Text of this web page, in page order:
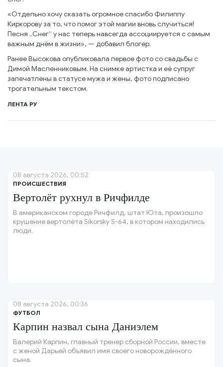
«Отдельно хочу сказать огромное спасибо Филиппу
Киркорову за то, что помог этой магии вновь случиться!
Песня „Снег“ у нас теперь навсегда ассоциируется с самым
важным днём в жизни», — добавил блогер.
Ранее Высокова опубликовала первое фото со свадьбы с
Димой Масленниковым. На снимке артистка и её супруг
запечатлены в статусе мужа и жены, фото подписано
трогательным текстом.
ЛЕНТА РУ
ПРОИСШЕСТВИЯ
Вертолёт рухнул в Ричфилде
В американском городе Ричфилд, штат Юта, произошло
крушение вертолёта Sikorsky S-64, в котором находились
люди.
08 августа 2026, 00:52
ФУТБОЛ
Карпин назвал сына Даниэлем
Валерий Карпин, главный тренер сборной России, вместе
с женой Дарьей объявил имя своего новорождённого
сына.
08 августа 2026, 00:36